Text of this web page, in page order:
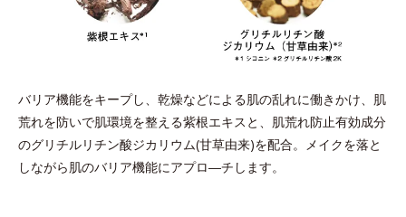
バリア機能をキープし、乾燥などによる肌の乱れに働きかけ、肌
荒れを防いで肌環境を整える紫根エキスと、肌荒れ防止有効成分
のグリチルリチン酸ジカリウム(甘草由来)を配合。メイクを落と
しながら肌のバリア機能にアプロ―チします。